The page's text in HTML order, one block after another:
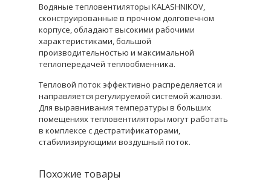
Водяные тепловентиляторы KALASHNIKOV,
сконструированные в прочном долговечном
корпусе, обладают высокими рабочими
характеристиками, большой
производительностью и максимальной
теплопередачей теплообменника.
Тепловой поток эффективно распределяется и
направляется регулируемой системой жалюзи.
Для выравнивания температуры в больших
помещениях тепловентиляторы могут работать
в комплексе с дестратификаторами,
стабилизирующими воздушный поток.
Похожие товары